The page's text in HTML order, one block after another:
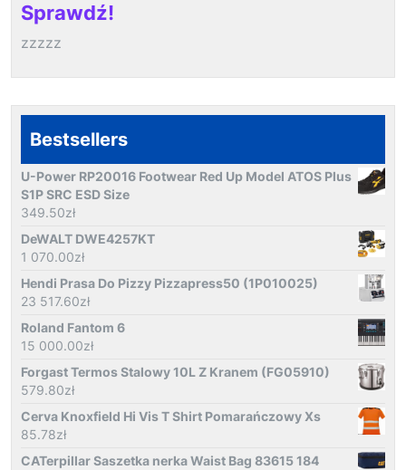
Sprawdź!
zzzzz
Bestsellers
U-Power RP20016 Footwear Red Up Model ATOS Plus
S1P SRC ESD Size
349.50zł
DeWALT DWE4257KT
1 070.00zł
Hendi Prasa Do Pizzy Pizzapress50 (1P010025)
23 517.60zł
Roland Fantom 6
15 000.00zł
Forgast Termos Stalowy 10L Z Kranem (FG05910)
579.80zł
Cerva Knoxfield Hi Vis T Shirt Pomarańczowy Xs
85.78zł
CATerpillar Saszetka nerka Waist Bag 83615 184